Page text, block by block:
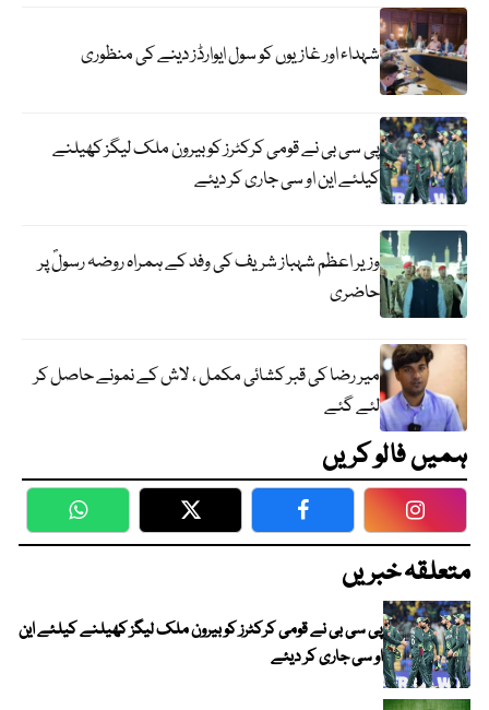
شہداء اور غازیوں کو سول ایوارڈز دینے کی منظوری
پی سی بی نے قومی کرکٹرز کو بیرون ملک لیگز کھیلنے
کیلئے این او سی جاری کر دیئے
وزیر اعظم شہباز شریف کی وفد کے ہمراہ روضہ رسولؐ پر
حاضری
میر رضا کی قبر کشائی مکمل ، لاش کے نمونے حاصل کر
لئے گئے
ہمیں فالو کریں
WhatsApp Twitter Facebook
متعلقہ خبریں
پی سی بی نے قومی کرکٹرز کو بیرون ملک لیگز کھیلنے کیلئے این
او سی جاری کر دیئے